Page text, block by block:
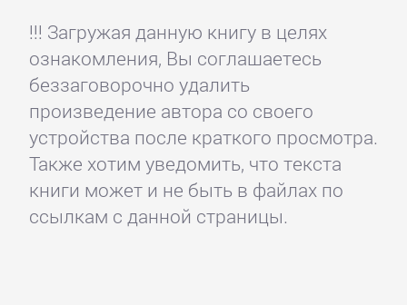
!!! Загружая данную книгу в целях
ознакомления, Вы соглашаетесь
беззаговорочно удалить
произведение автора со своего
устройства после краткого просмотра.
Также хотим уведомить, что текста
книги может и не быть в файлах по
ссылкам с данной страницы.